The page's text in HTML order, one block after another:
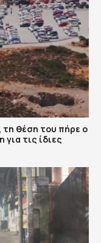
θέση του πήρε ο
τις ίδιες